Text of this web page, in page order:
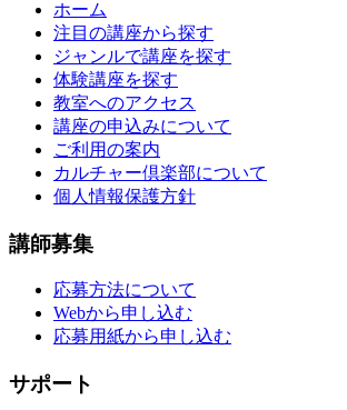
ホーム
注目の講座から探す
ジャンルで講座を探す
体験講座を探す
教室へのアクセス
講座の申込みについて
ご利用の案内
カルチャー倶楽部について
個人情報保護方針
講師募集
応募方法について
Webから申し込む
応募用紙から申し込む
サポート